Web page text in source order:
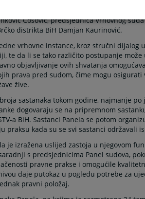
Butigan, v.d. predsjednica
Ćosović, predsjednica Vrhovnog
distrikta BiH Damjan Kaurinović.
vrhovne instance, kroz stručni dijalog
te da li se tako različito postupanje
objavljivanje ovih shvatanja
prava pred sudom, čime mogu
žive.
sastanaka tokom godine, najmanje po
dogovaraju se na pripremnom
a BiH. Sastanci Panela se potom
kada su se svi sastanci održavali
je izražena uslijed zastoja u njegovom
s predsjednicima Panel sudova,
pravne prakse i omogućile
daje putokaz u pogledu potrebe za
pravni položaj.